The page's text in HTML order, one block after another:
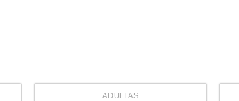
ADULTAS